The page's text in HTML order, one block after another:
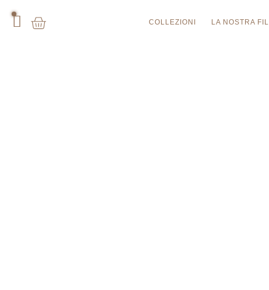
COLLEZIONI LA NOSTRA